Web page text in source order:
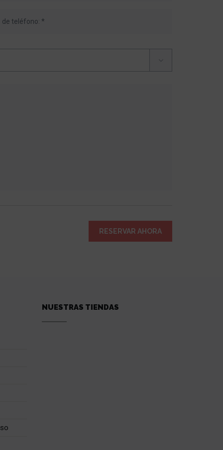
RESERVAR AHORA
NUESTRAS TIENDAS